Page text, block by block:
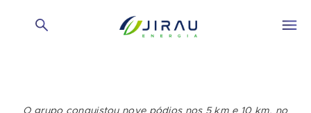
O grupo conquistou nove pódios nos 5 km e 10 km, no